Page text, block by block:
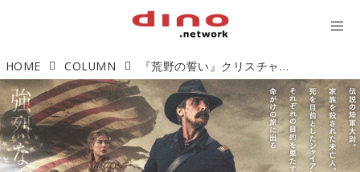
HOME COLUMN 『荒野の誓い』クリスチャン・ベール主演の“新しい西部劇”のスタイルとは。（2019年9月日本公開作品）